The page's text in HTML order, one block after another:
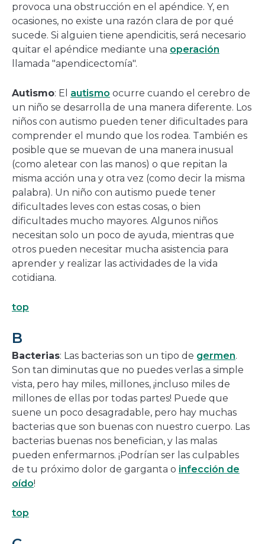
provoca una obstrucción en el apéndice. Y, en
ocasiones, no existe una razón clara de por qué
sucede. Si alguien tiene apendicitis, será necesario
quitar el apéndice mediante una operación
llamada "apendicectomía".
Autismo: El autismo ocurre cuando el cerebro de
un niño se desarrolla de una manera diferente. Los
niños con autismo pueden tener dificultades para
comprender el mundo que los rodea. También es
posible que se muevan de una manera inusual
(como aletear con las manos) o que repitan la
misma acción una y otra vez (como decir la misma
palabra). Un niño con autismo puede tener
dificultades leves con estas cosas, o bien
dificultades mucho mayores. Algunos niños
necesitan solo un poco de ayuda, mientras que
otros pueden necesitar mucha asistencia para
aprender y realizar las actividades de la vida
cotidiana.
top
B
Bacterias: Las bacterias son un tipo de germen.
Son tan diminutas que no puedes verlas a simple
vista, pero hay miles, millones, ¡incluso miles de
millones de ellas por todas partes! Puede que
suene un poco desagradable, pero hay muchas
bacterias que son buenas con nuestro cuerpo. Las
bacterias buenas nos benefician, y las malas
pueden enfermarnos. ¡Podrían ser las culpables
de tu próximo dolor de garganta o infección de
oído!
top